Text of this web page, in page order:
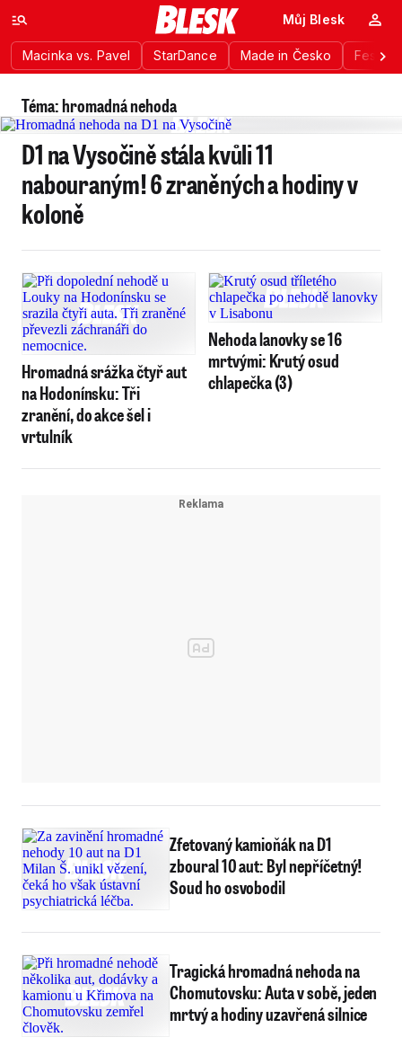
Macinka vs. Pavel StarDance Made in Česko
Můj Blesk
Téma: hromadná nehoda
D1 na Vysočině stála kvůli 11
nabouraným! 6 zraněných a hodiny v
koloně
Hromadná srážka čtyř aut
na Hodonínsku: Tři
zranění, do akce šel i
vrtulník
Nehoda lanovky se 16
mrtvými: Krutý osud
chlapečka (3)
Zfetovaný kamioňák na D1
zboural 10 aut: Byl nepříčetný!
Soud ho osvobodil
Tragická hromadná nehoda na
Chomutovsku: Auta v sobě, jeden
mrtvý a hodiny uzavřená silnice